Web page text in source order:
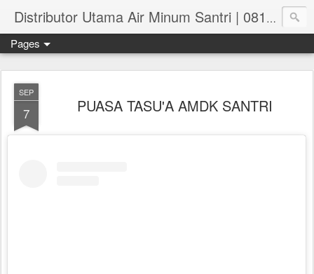
Distributor Utama Air Minum Santri | 081.551.382.73
Pages
SEP
7 PUASA TASU'A AMDK SANTRI